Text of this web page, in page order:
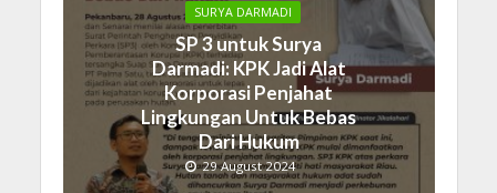
SURYA DARMADI
SP 3 untuk Surya
Darmadi: KPK Jadi Alat
Korporasi Penjahat
Lingkungan Untuk Bebas
Dari Hukum
29 August 2024